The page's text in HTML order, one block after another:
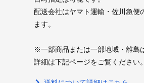
配送会社はヤマト運輸・佐川急便
ます。
※一部商品または一部地域・離島
詳細は下記ページをご覧ください。